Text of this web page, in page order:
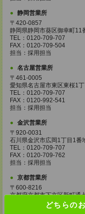
どちらの
静岡営業所
〒420-0857
静岡県静岡市葵区御幸町
TEL：0120-709-707
FAX：0120-709-504
担当：採用担当
名古屋営業所
〒461-0005
愛知県名古屋市東区東桜1
TEL：0120-709-707
FAX：0120-992-541
担当：採用担当
金沢営業所
〒920-0031
石川県金沢市広岡1丁目1
TEL：0120-709-707
FAX：0120-709-762
担当：採用担当
京都営業所
〒600-8216
京都府京都市下京区新町
TEL：0120-709-707